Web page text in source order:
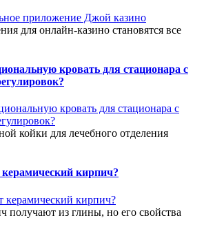
для онлайн-казино становятся все
кровать для стационара с
койки для лечебного отделения
кирпич?
получают из глины, но его свойства